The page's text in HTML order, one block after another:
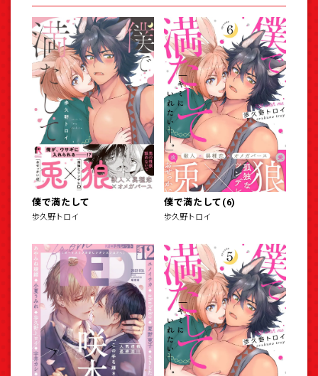
僕で満たして
歩久野トロイ
僕で満たして(6)
歩久野トロイ